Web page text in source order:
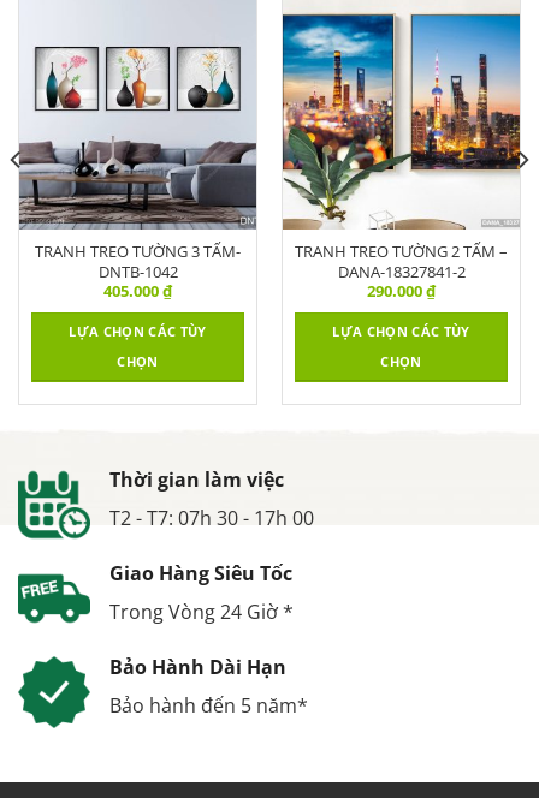
TRANH TREO TƯỜNG 3 TẤM-
DNTB-1042
405.000₫
LỰA CHỌN CÁC TÙY
CHỌN
TRANH TREO TƯỜNG 2 TẤM –
DANA-18327841-2
290.000₫
LỰA CHỌN CÁC TÙY
CHỌN
Thời gian làm việc
T2 - T7: 07h 30 - 17h 00
Giao Hàng Siêu Tốc
Trong Vòng 24 Giờ *
Bảo Hành Dài Hạn
Bảo hành đến 5 năm*